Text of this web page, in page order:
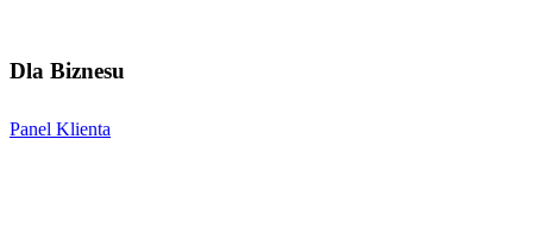
Dla Biznesu
Panel Klienta